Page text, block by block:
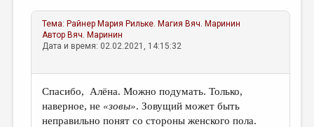
Тема: Райнер Мария Рильке. Магия Вяч. Маринин
Автор Вяч. Маринин
Дата и время: 02.02.2021, 14:15:32
Спасибо, Алёна. Можно подумать. Только,
наверное, не «зовы». Зовущий может быть
неправильно понят со стороны женского пола.